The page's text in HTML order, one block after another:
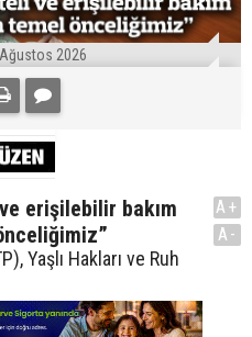
2026
erişilebilir bakım
Yaşlı Hakları ve Ruh
A+
A-